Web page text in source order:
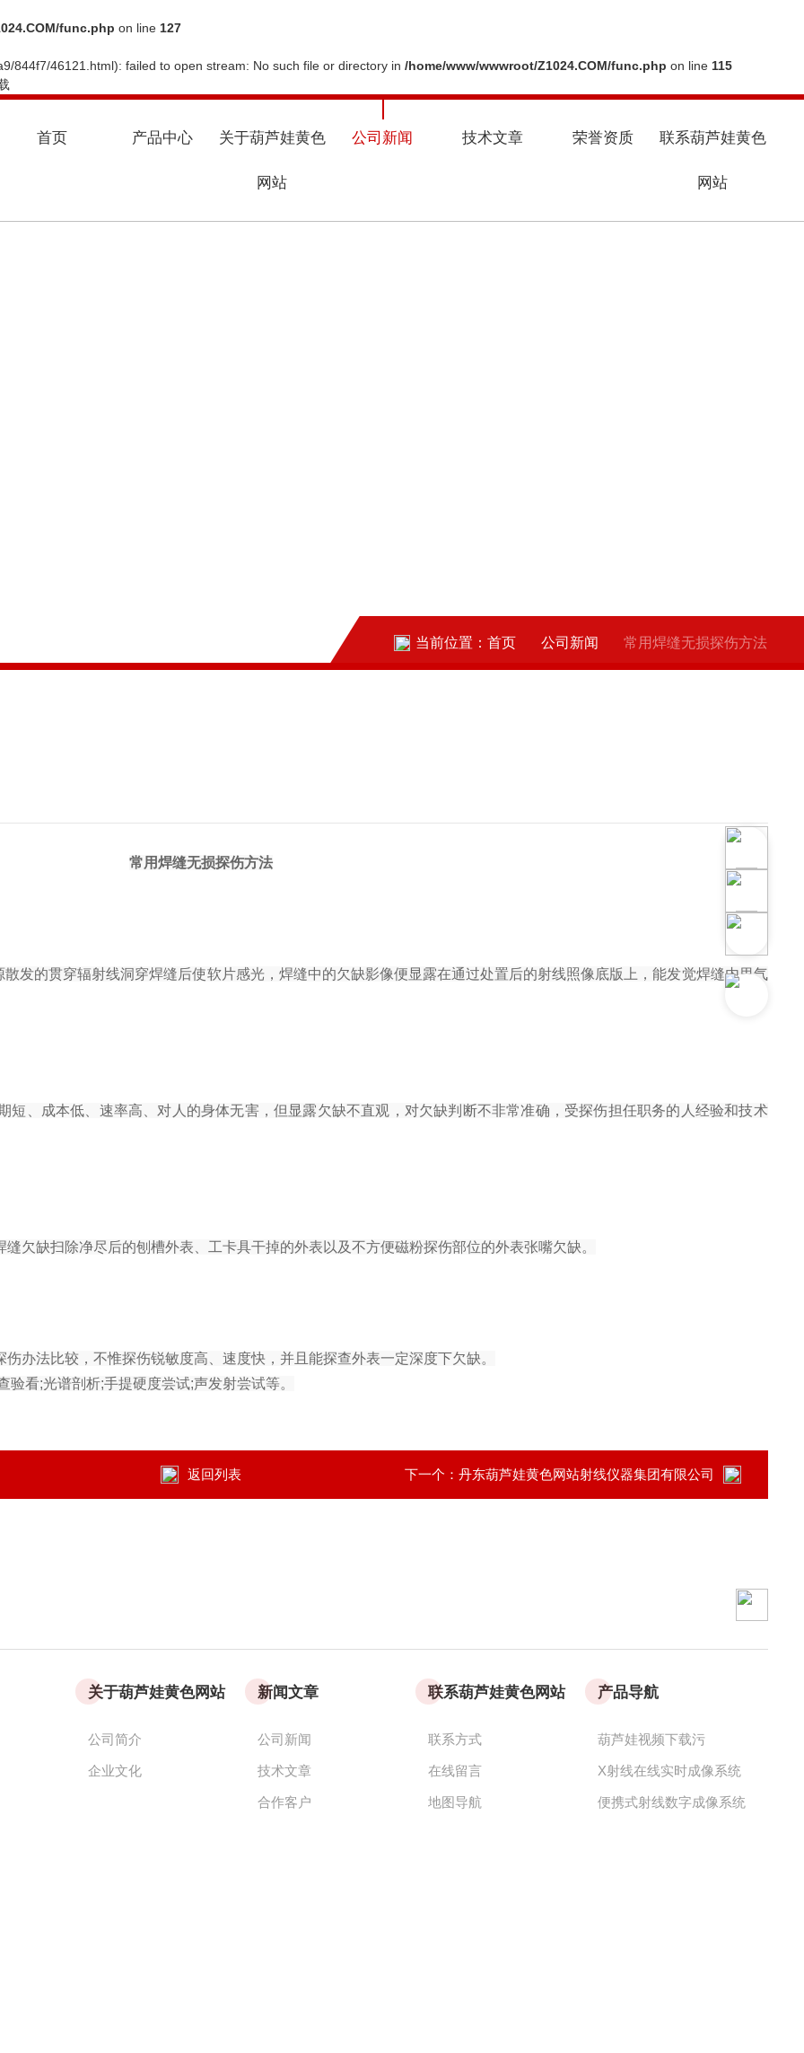
func.php on line 127
844f7/46121.html): failed to open stream: No such file or directory in /home/www/wwwroot/Z1024.COM/func.php on line 115
首页 产品中心 关于葫芦娃黄色
网站
公司新闻 技术文章 荣誉资质 联系葫芦娃黄色
网站
当前位置： 首页 公司新闻 常用焊缝无损探伤方法
常用焊缝无损探伤方法
发的贯穿辐射线洞穿焊缝后使软片感光，焊缝中的欠缺影像便显露在通过处置后的射线照像底版上，能发觉焊缝内里气
短、成本低、速率高、对人的身体无害，但显露欠缺不直观，对欠缺判断不非常准确，受探伤担任职务的人经验和技术
欠缺扫除净尽后的刨槽外表、工卡具干掉的外表以及不方便磁粉探伤部位的外表张嘴欠缺。
办法比较，不惟探伤锐敏度高、速度快，并且能探查外表一定深度下欠缺。
看;光谱剖析;手提硬度尝试;声发射尝试等。
返回列表 下一个： 丹东葫芦娃黄色网站射线仪器集团有限公司
关于葫芦娃黄色网站
公司简介
企业文化
新闻文章
公司新闻
技术文章
合作客户
联系葫芦娃黄色网站
联系方式
在线留言
地图导航
产品导航
葫芦娃视频下载污
X射线在线实时成像系统
便携式射线数字成像系统